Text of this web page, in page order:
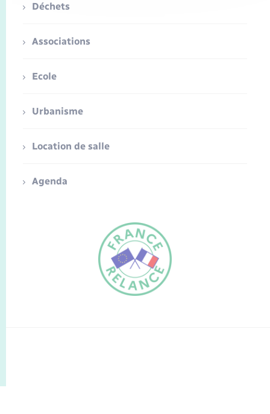
FR
Déchets
Associations
Ecole
Urbanisme
Location de salle
Agenda